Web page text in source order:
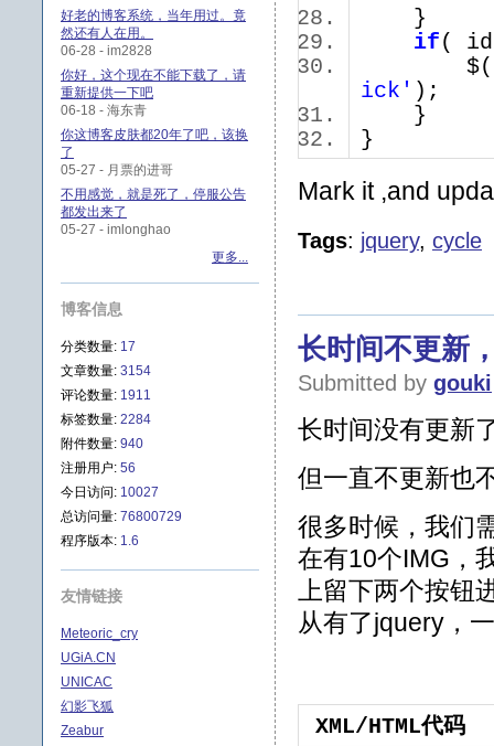
}
if(
$(
ick' );
}
}
Mark it ,and
Tags: jquery, cycle
长时间不更新
Submitted by gouki
长时间没有更新
但一直不更新也
很多时候，我们
在有10个IMG，
上留下两个按
从有了jquery，
XML/HTML代码
好老的博客系统，当年用过。竟
然还有人在用。
06-28 - im2828
你好，这个现在不能下载了，请
重新提供一下吧
06-18 - 海东青
你这博客皮肤都20年了吧，该换
了
05-27 - 月票的进哥
不用感觉，就是死了，停服公告
都发出来了
05-27 - imlonghao
更多...
博客信息
分类数量: 17
文章数量: 3154
评论数量: 1911
标签数量: 2284
附件数量: 940
注册用户: 56
今日访问: 10027
总访问量: 76800729
程序版本: 1.6
友情链接
Meteoric_cry
UGiA.CN
UNICAC
幻影飞狐
Zeabur